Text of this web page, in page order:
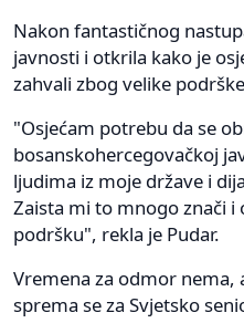
Nakon fantastičnog
javnosti i otkrila kako je
zahvali zbog velike
"Osjećam potrebu da se
bosanskohercegovačkoj
ljudima iz moje države i
Zaista mi to mnogo znači
podršku", rekla je Pudar.
Vremena za odmor nema,
sprema se za Svjetsko